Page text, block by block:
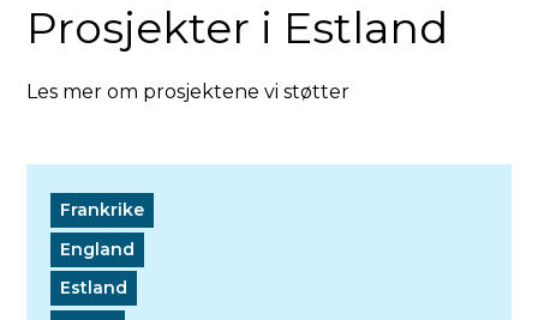
Prosjekter i Estland
Les mer om prosjektene vi støtter
Frankrike
England
Estland